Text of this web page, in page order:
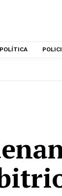
POLÍTICA